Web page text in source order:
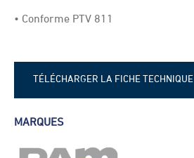
• Conforme PTV 811
TÉLÉCHARGER LA FICHE TECHNIQUE
MARQUES